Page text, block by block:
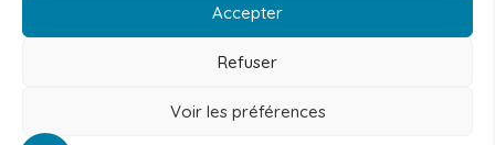
Accepter
Refuser
Voir les préférences
S'abonner
© 2026 Mairie de Clarensac. Un service proposé par
|Mentions légales